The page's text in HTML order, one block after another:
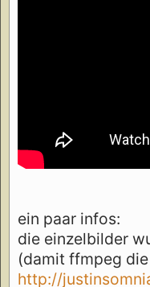
ein paar infos:
die einzelbilder
(damit ffmpeg
http://